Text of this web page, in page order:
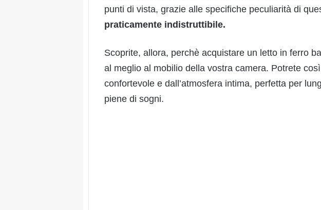
punti di vista, grazie alle specifiche peculiarità di
praticamente indistruttibile.
Scoprite, allora, perchè acquistare un letto in ferro
al meglio al mobilio della vostra camera. Potrete
confortevole e dall’atmosfera intima, perfetta per
piene di sogni.